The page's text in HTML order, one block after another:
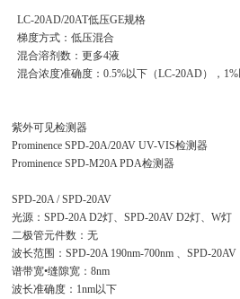
LC-20AD/20AT低压GE规格
梯度方式：低压混合
混合溶剂数：更多4液
混合浓度准确度：0.5%以下（LC-20AD），1%
紫外可见检测器
Prominence SPD-20A/20AV UV-VIS检测器
Prominence SPD-M20A PDA检测器
SPD-20A / SPD-20AV
光源：SPD-20A D2灯、SPD-20AV D2灯、W灯
二极管元件数：无
波长范围：SPD-20A 190nm-700nm 、SPD-20AV
谱带宽•缝隙宽：8nm
波长准确度：1nm以下